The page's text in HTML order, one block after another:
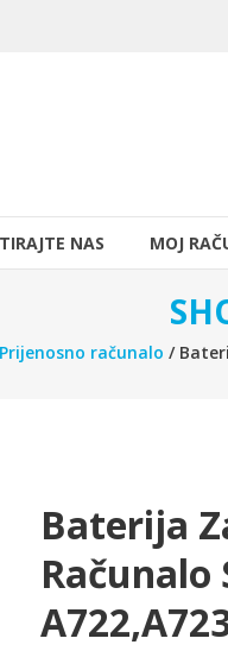
NAS MOJ
računalo /
Baterija
Računalo